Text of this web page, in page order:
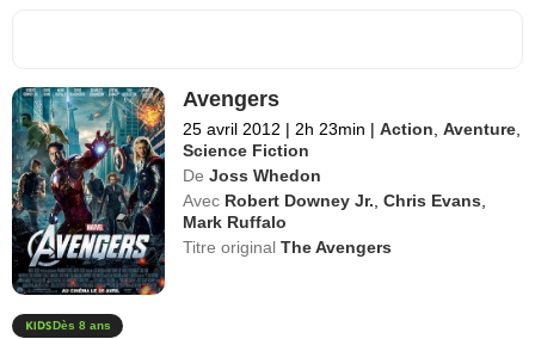
Avengers
25 avril 2012 | 2h 23min | Action ,Aventure
Science Fiction
De Joss Whedon
Avec Robert Downey Jr. ,Chris Evans
Mark Ruffalo
Titre originalThe Avengers
Dès 8 ans